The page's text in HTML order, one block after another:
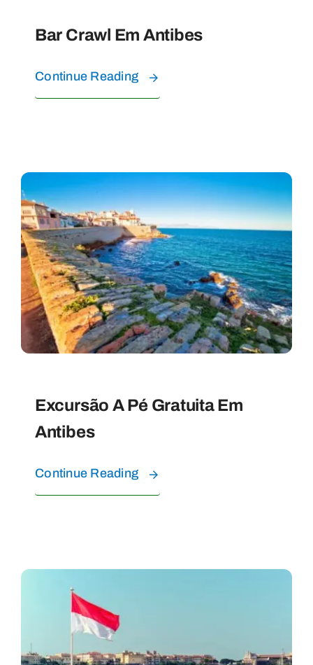
Bar Crawl Em Antibes
Continue Reading
Excursão A Pé Gratuita Em
Antibes
Continue Reading